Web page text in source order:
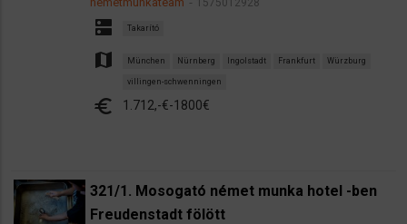
1575012928
dns Takarító
map München Nürnberg Ingolstadt Frankfurt Würzburg
villingen-schwenningen
euro 1.712,-€-1800€
321/1. Mosogató német munka hotel -ben
Freudenstadt fölött